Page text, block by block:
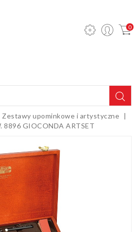
0
Zestawy upominkowe i artystyczne
8896 GIOCONDA ARTSET